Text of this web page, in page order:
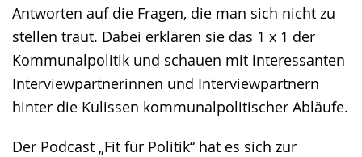
Antworten auf die Fragen, die man sich nicht zu
stellen traut. Dabei erklären sie das 1 x 1 der
Kommunalpolitik und schauen mit interessanten
Interviewpartnerinnen und Interviewpartnern
hinter die Kulissen kommunalpolitischer Abläufe.
Der Podcast „Fit für Politik“ hat es sich zur